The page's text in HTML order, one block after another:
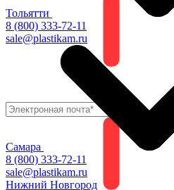
Тольятти
8 (800) 333-72-11
sale@plastikam.ru
Самара
8 (800) 333-72-11
sale@plastikam.ru
Нижний Новгород